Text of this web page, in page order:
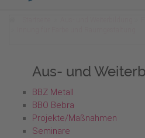
Aus- und
BBZ Metall
BBO Bebra
Projekte/Maßnahmen
Seminare